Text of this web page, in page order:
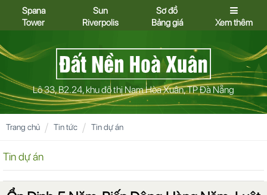
Spana
Tower
Sun
Riverpolis
Sơ đồ
Bảng giá
Xem thêm
Lô 33, B2.24, khu đô thị Nam Hòa Xuân, TP Đà Nẵng
Trang chủ Tin tức Tin dự án
Tin dự án